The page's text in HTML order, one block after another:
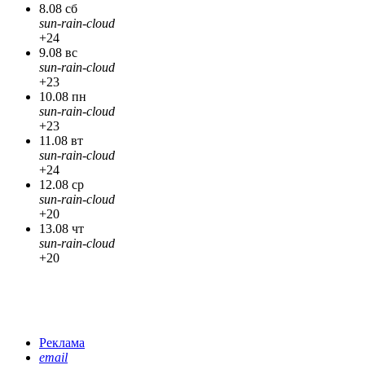
8.08 сб
sun-rain-cloud
+24
9.08 вс
sun-rain-cloud
+23
10.08 пн
sun-rain-cloud
+23
11.08 вт
sun-rain-cloud
+24
12.08 ср
sun-rain-cloud
+20
13.08 чт
sun-rain-cloud
+20
Реклама
email